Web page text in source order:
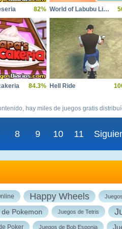
82% World of Labubu Life and Creativity
84.3% Hell Ride
hay miles de juegos gratis
8 9 10 11
Happy Wheels
Pokemon Juegos de Tetris
Poker Juegos de Bob Esponja